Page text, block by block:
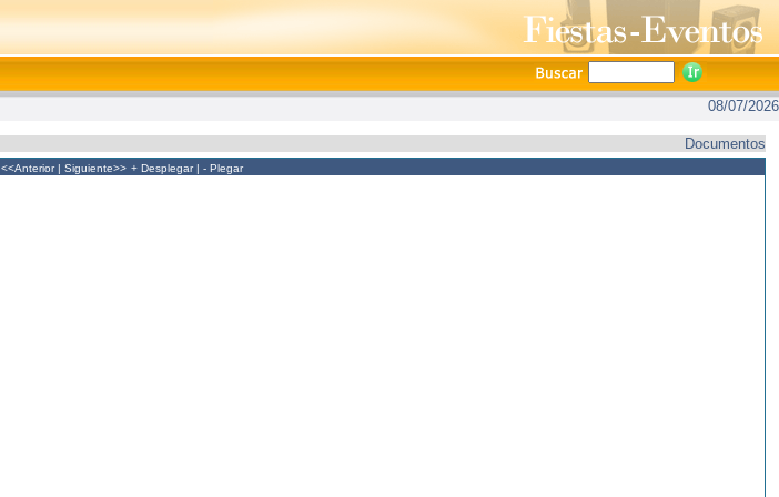
08/07/2026
Documentos
<<Anterior| Siguiente>> + Desplegar| - Plegar